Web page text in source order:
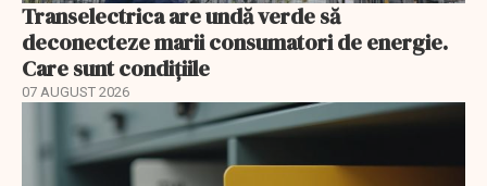
Transelectrica are undă verde să
deconecteze marii consumatori de energie.
Care sunt condițiile
07 AUGUST 2026